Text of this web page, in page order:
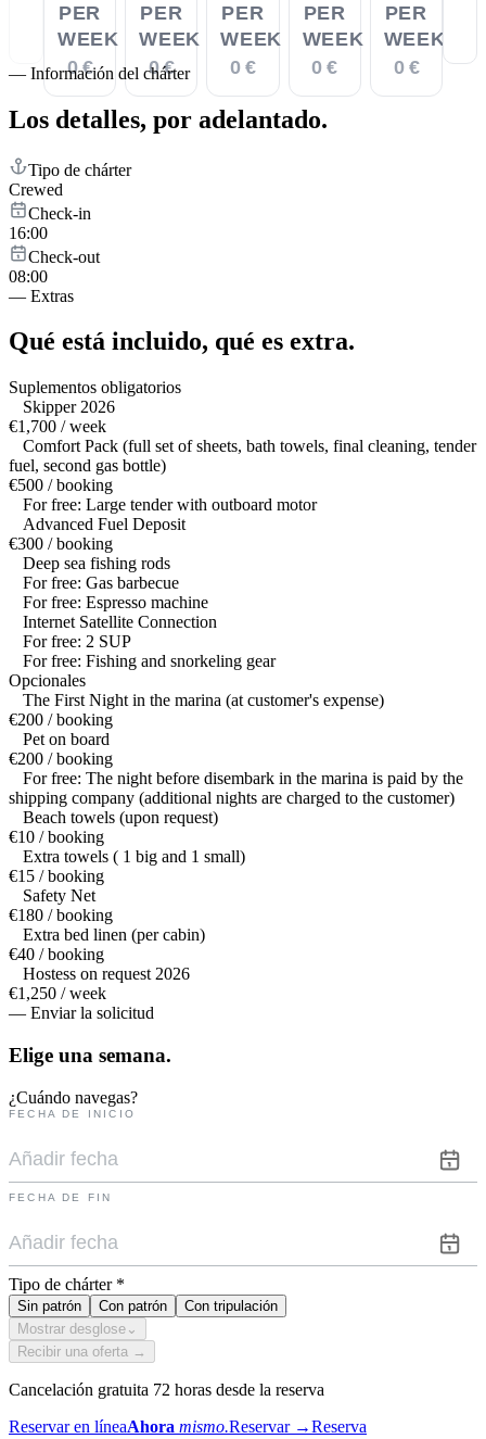
PER
WEEK
0 €
PER
WEEK
0 €
PER
WEEK
0 €
PER
WEEK
0 €
PER
WEEK
0 €
— Información del chárter
Los detalles, por adelantado.
Tipo de chárter
Crewed
Check-in
16:00
Check-out
08:00
— Extras
Qué está incluido, qué es extra.
Suplementos obligatorios
Skipper 2026
€1,700 / week
Comfort Pack (full set of sheets, bath towels, final cleaning, tender
fuel, second gas bottle)
€500 / booking
For free: Large tender with outboard motor
Advanced Fuel Deposit
€300 / booking
Deep sea fishing rods
For free: Gas barbecue
For free: Espresso machine
Internet Satellite Connection
For free: 2 SUP
For free: Fishing and snorkeling gear
Opcionales
The First Night in the marina (at customer's expense)
€200 / booking
Pet on board
€200 / booking
For free: The night before disembark in the marina is paid by the
shipping company (additional nights are charged to the customer)
Beach towels (upon request)
€10 / booking
Extra towels ( 1 big and 1 small)
€15 / booking
Safety Net
€180 / booking
Extra bed linen (per cabin)
€40 / booking
Hostess on request 2026
€1,250 / week
— Enviar la solicitud
Elige una semana.
¿Cuándo navegas?
FECHA DE INICIO
FECHA DE FIN
Tipo de chárter *
Sin patrón Con patrón
Con tripulación
Mostrar desglose ⌄
Recibir una oferta →
Cancelación gratuita 72 horas desde la reserva
Reservar en líneaAhora mismo.Reservar →Reserva